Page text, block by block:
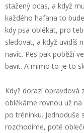
stažený ocas, a když
každého hafana to
kdy psa oblékat, pro
sledovat, a když uvidíš
navíc. Pes pak poběží
bavit. A mimo to je to
Když dorazí opravdová
oblékáme rovnou už
po tréninku. Jednoduše
rozchodíme, poté